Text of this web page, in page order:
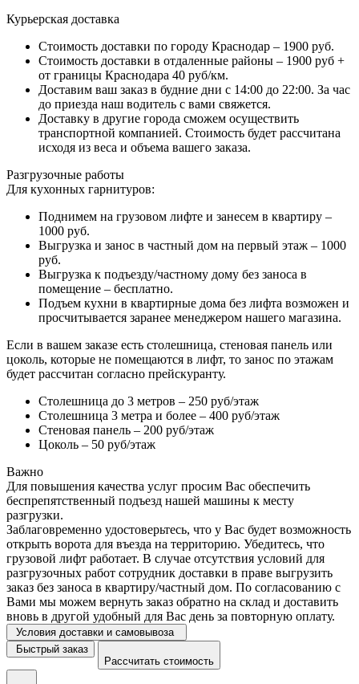
Курьерская доставка
Стоимость доставки по городу Краснодар – 1900 руб.
Стоимость доставки в отдаленные районы – 1900 руб +
от границы Краснодара 40 руб/км.
Доставим ваш заказ в будние дни с 14:00 до 22:00. За час
до приезда наш водитель с вами свяжется.
Доставку в другие города сможем осуществить
транспортной компанией. Стоимость будет рассчитана
исходя из веса и объема вашего заказа.
Разгрузочные работы
Для кухонных гарнитуров:
Поднимем на грузовом лифте и занесем в квартиру –
1000 руб.
Выгрузка и занос в частный дом на первый этаж – 1000
руб.
Выгрузка к подъезду/частному дому без заноса в
помещение – бесплатно.
Подъем кухни в квартирные дома без лифта возможен и
просчитывается заранее менеджером нашего магазина.
Если в вашем заказе есть столешница, стеновая панель или
цоколь, которые не помещаются в лифт, то занос по этажам
будет рассчитан согласно прейскуранту.
Столешница до 3 метров – 250 руб/этаж
Столешница 3 метра и более – 400 руб/этаж
Стеновая панель – 200 руб/этаж
Цоколь – 50 руб/этаж
Важно
Для повышения качества услуг просим Вас обеспечить
беспрепятственный подъезд нашей машины к месту
разгрузки.
Заблаговременно удостоверьтесь, что у Вас будет возможность
открыть ворота для въезда на территорию. Убедитесь, что
грузовой лифт работает. В случае отсутствия условий для
разгрузочных работ сотрудник доставки в праве выгрузить
заказ без заноса в квартиру/частный дом. По согласованию с
Вами мы можем вернуть заказ обратно на склад и доставить
вновь в другой удобный для Вас день за повторную оплату.
Условия доставки и самовывоза
Быстрый заказ
Рассчитать стоимость